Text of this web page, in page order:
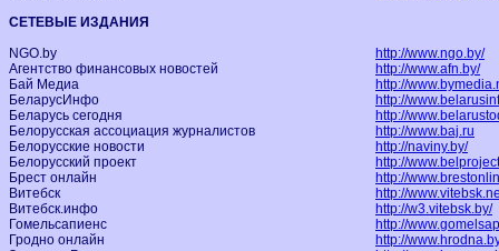
СЕТЕВЫЕ ИЗДАНИЯ
NGO.by
http://www.ngo.by/
Агентство финансовых новостей
http://www.afn.by/
Бай Медиа
http://
БеларусИнфо
http://
Беларусь сегодня
http://
Белорусская ассоциация журналистов
http://www.baj.ru
Белорусские новости
http://naviny.by/
Белорусский проект
http://
Брест онлайн
http://
Витебск
http://
Витебск.инфо
http://w3.vitebsk.by/
Гомельсапиенс
http://
Гродно онлайн
http://